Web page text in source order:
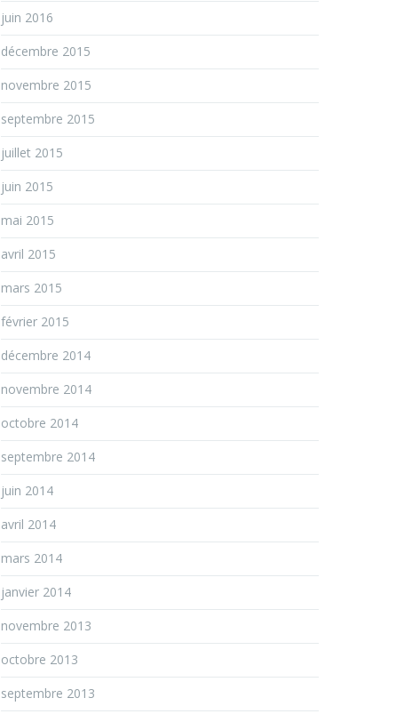
juin 2016
décembre 2015
novembre 2015
septembre 2015
juillet 2015
juin 2015
mai 2015
avril 2015
mars 2015
février 2015
décembre 2014
novembre 2014
octobre 2014
septembre 2014
juin 2014
avril 2014
mars 2014
janvier 2014
novembre 2013
octobre 2013
septembre 2013